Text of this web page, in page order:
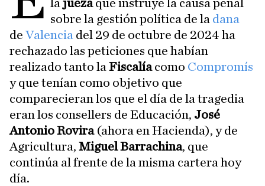
lajuezaque instruye la causa penal
sobre la gestión política de la dana
deValencia del 29 de octubre de 2024 ha
rechazado las peticiones que habían
realizado tanto la Fiscalíacomo Compromís
y que tenían como objetivo que
comparecieran los que el día de la tragedia
eran los consellers de Educación, José
Antonio Rovira(ahora en Hacienda), y de
Agricultura, Miguel Barrachina, que
continúa al frente de la misma cartera hoy
día.